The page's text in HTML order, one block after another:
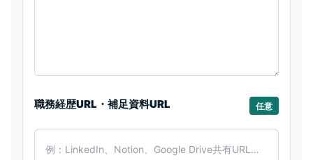
職務経歴URL・補足資料URL 任意